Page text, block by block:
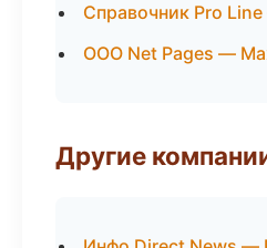
Справочник Pro
ООО Net Pages —
Другие